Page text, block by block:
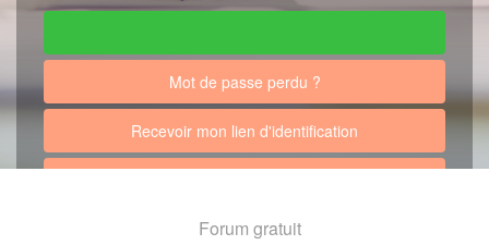
Mot de passe perdu ?
Recevoir mon lien d'identification
Forum gratuit